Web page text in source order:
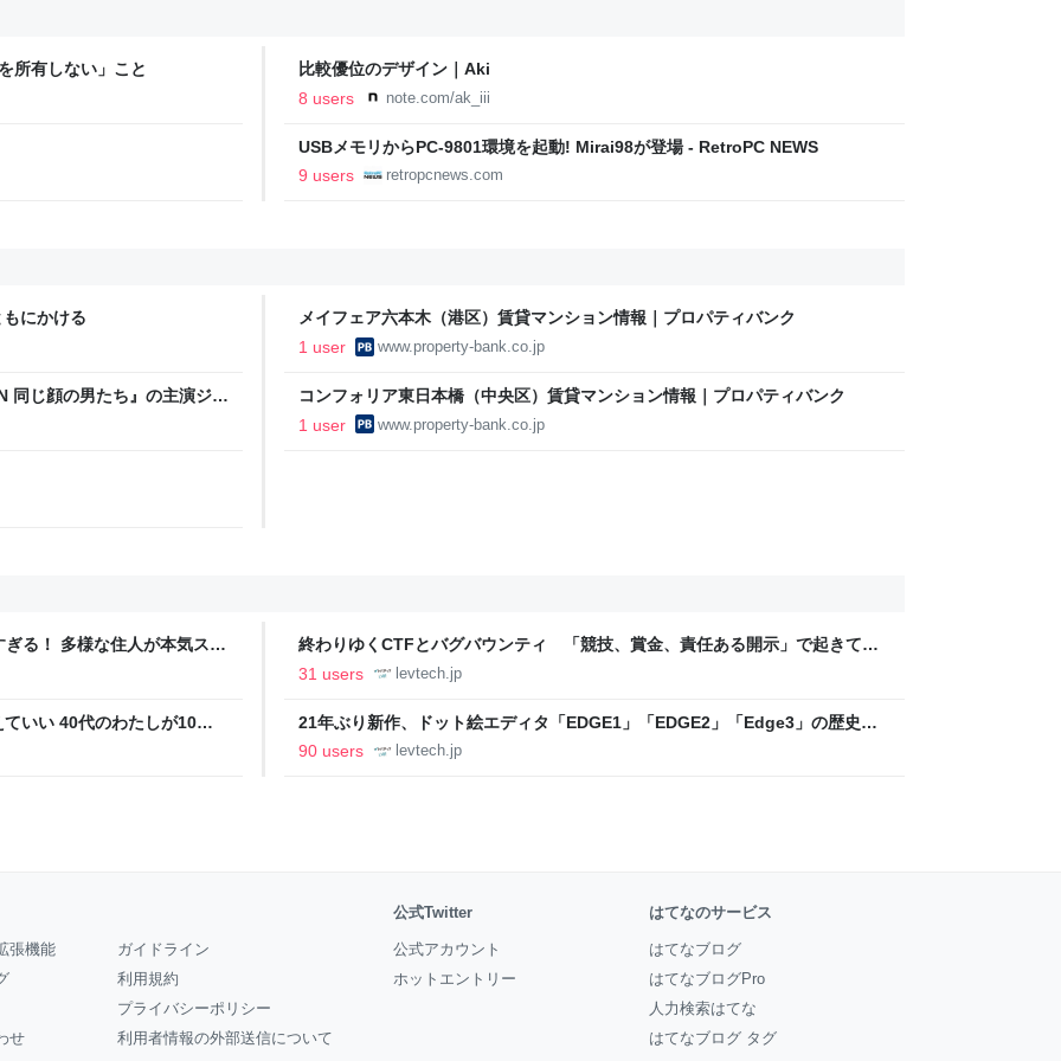
所有しない」こと
比較優位のデザイン｜Aki
8 users
note.com/ak_iii
USBメモリからPC-9801環境を起動! Mirai98が登場 - RetroPC NEWS
9 users
retropcnews.com
にかける
メイフェア六本木（港区）賃貸マンション情報｜プロパティバンク
1 user
www.property-bank.co.jp
同じ顔の男たち』の主演ジェ
コンフォリア東日本橋（中央区）賃貸マンション情報｜プロパティバンク
1 user
www.property-bank.co.jp
る！ 多様な住人が本気スキ
終わりゆくCTFとバグバウンティ 「競技、賞金、責任ある開示」で起きてい
ること【フォーカス】 - レバテックLAB
31 users levtech.jp
いい 40代のわたしが10年
21年ぶり新作、ドット絵エディタ「EDGE1」「EDGE2」「Edge3」の歴史に
ついて作者に聞く【フォーカス】 - レバテックLAB
90 users levtech.jp
張機能
せ
ガイドライン
利用規約
プライバシーポリシー
利用者情報の外部送信について
公式Twitter
公式アカウント
ホットエントリー
はてなのサービス
はてなブログ
はてなブログPro
人力検索はてな
はてなブログ タグ